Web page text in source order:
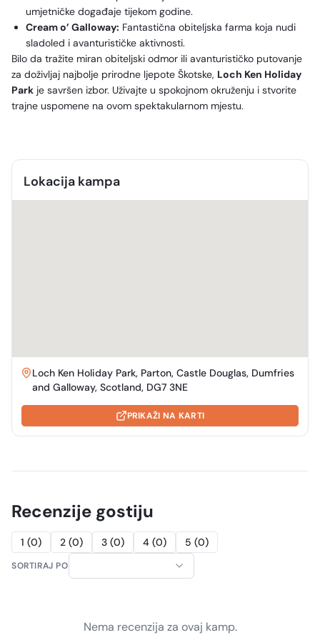
umjetničke događaje tijekom godine.
Cream o’ Galloway: Fantastična obiteljska farma koja nudi
sladoled i avanturističke aktivnosti.
Bilo da tražite miran obiteljski odmor ili avanturističko putovanje
za doživljaj najbolje prirodne ljepote Škotske, Loch Ken Holiday
Park je savršen izbor. Uživajte u spokojnom okruženju i stvorite
trajne uspomene na ovom spektakularnom mjestu.
Lokacija kampa
Loch Ken Holiday Park, Parton, Castle Douglas, Dumfries
and Galloway, Scotland, DG7 3NE
PRIKAŽI NA KARTI
Recenzije gostiju
1 (0) 2 (0) 3 (0) 4 (0) 5 (0)
SORTIRAJ PO
Nema recenzija za ovaj kamp.